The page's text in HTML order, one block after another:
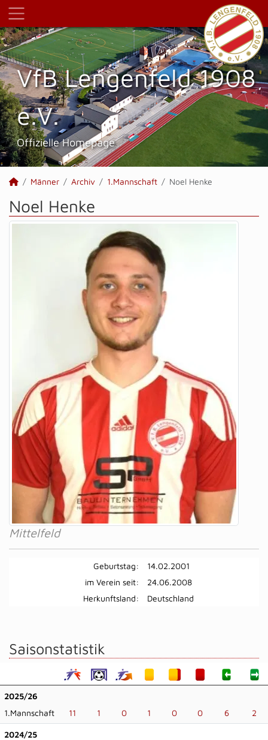
VfB Lengenfeld 1908
e.V.
Offizielle Homepage
Männer Archiv 1.Mannschaft Noel Henke
Noel Henke
Mittelfeld
Geburtstag:
14.02.2001
im Verein seit:
24.06.2008
Herkunftsland:
Deutschland
Saisonstatistik
2025/26
1.Mannschaft
11 1 0 1 0 0 6 2
2024/25